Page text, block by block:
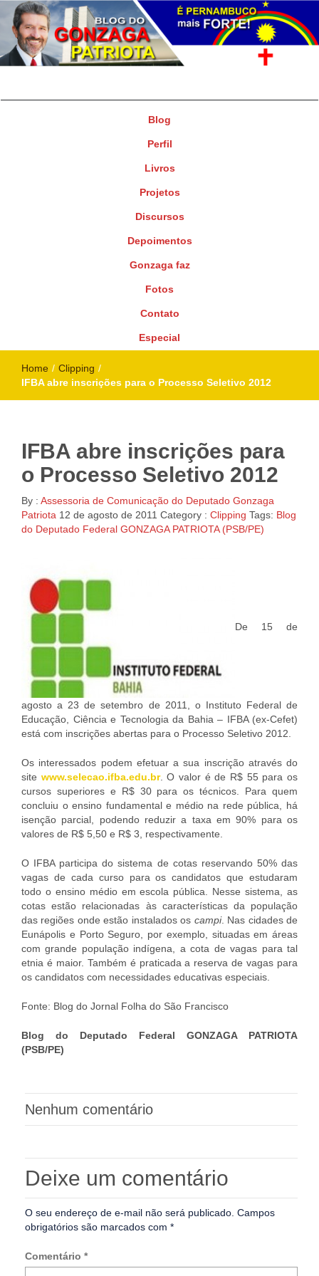
Blog
Perfil
Livros
Projetos
Discursos
Depoimentos
Gonzaga faz
Fotos
Contato
Especial
Home / Clipping /
IFBA abre inscrições para o Processo Seletivo 2012
IFBA abre inscrições para
o Processo Seletivo 2012
By : Assessoria de Comunicação do Deputado Gonzaga
Patriota 12 de agosto de 2011 Category : Clipping Tags: Blog
do Deputado Federal GONZAGA PATRIOTA (PSB/PE)
De 15 de
agosto a 23 de setembro de 2011, o Instituto Federal de
Educação, Ciência e Tecnologia da Bahia – IFBA (ex-Cefet)
está com inscrições abertas para o Processo Seletivo 2012.
Os interessados podem efetuar a sua inscrição através do
site www.selecao.ifba.edu.br. O valor é de R$ 55 para os
cursos superiores e R$ 30 para os técnicos. Para quem
concluiu o ensino fundamental e médio na rede pública, há
isenção parcial, podendo reduzir a taxa em 90% para os
valores de R$ 5,50 e R$ 3, respectivamente.
O IFBA participa do sistema de cotas reservando 50% das
vagas de cada curso para os candidatos que estudaram
todo o ensino médio em escola pública. Nesse sistema, as
cotas estão relacionadas às características da população
das regiões onde estão instalados os campi. Nas cidades de
Eunápolis e Porto Seguro, por exemplo, situadas em áreas
com grande população indígena, a cota de vagas para tal
etnia é maior. Também é praticada a reserva de vagas para
os candidatos com necessidades educativas especiais.
Fonte: Blog do Jornal Folha do São Francisco
Blog do Deputado Federal GONZAGA PATRIOTA
(PSB/PE)
Nenhum comentário
Deixe um comentário
O seu endereço de e-mail não será publicado. Campos
obrigatórios são marcados com *
Comentário *